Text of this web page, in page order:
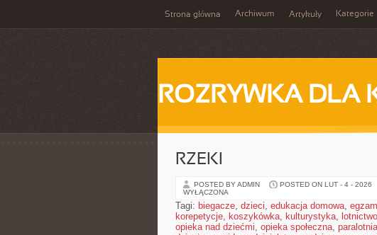
Strona główna Archiwum Artykuły Kategorie
ROZRYWKA DLA
RZEKI
POSTED BY ADMIN POSTED ON LUT - 4 - 2026
WYŁĄCZONA
Tagi: biegacze, dzieci, edukacja domowa,
korepetycje, koszykówka, kulturystyka,
opieka nad dziećmi, opieka społeczna,